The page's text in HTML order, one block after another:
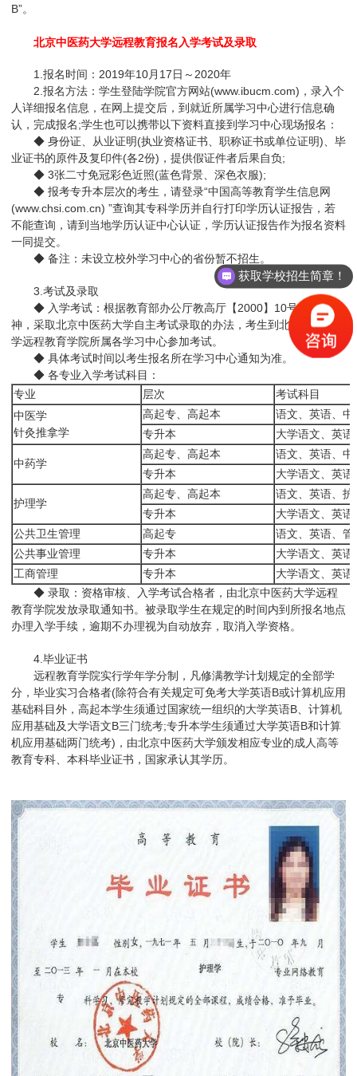
B”。
北京中医药大学远程教育报名入学考试及录取
1.报名时间：2019年10月17日～2020年
2.报名方法：学生登陆学院官方网站(www.ibucm.com)，录入个
人详细报名信息，在网上提交后，到就近所属学习中心进行信息确
认，完成报名;学生也可以携带以下资料直接到学习中心现场报名：
◆ 身份证、从业证明(执业资格证书、职称证书或单位证明)、毕
业证书的原件及复印件(各2份)，提供假证件者后果自负;
◆ 3张二寸免冠彩色近照(蓝色背景、深色衣服);
◆ 报考专升本层次的考生，请登录“中国高等教育学生信息网
(www.chsi.com.cn) ”查询其专科学历并自行打印学历认证报告，若
不能查询，请到当地学历认证中心认证，学历认证报告作为报名资料
一同提交。
◆ 备注：未设立校外学习中心的省份暂不招生。
3.考试及录取
◆ 入学考试：根据教育部办公厅教高厅【2000】10号文件精
神，采取北京中医药大学自主考试录取的办法，考生到北京中医药大
学远程教育学院所属各学习中心参加考试。
◆ 具体考试时间以考生报名所在学习中心通知为准。
◆ 各专业入学考试科目：
专业
层次
考试科目
中医学
针灸推拿学
高起专、高起本
语文、英语、中
专升本
大学语文、英
中药学
高起专、高起本
语文、英语、中
专升本
大学语文、英语
护理学
高起专、高起本
语文、英语、护
专升本
大学语文、英
公共卫生管理
高起专
语文、英语、管
公共事业管理
专升本
大学语文、英
工商管理
专升本
大学语文、英
◆ 录取：资格审核、入学考试合格者，由北京中医药大学远程
教育学院发放录取通知书。被录取学生在规定的时间内到所报名地点
办理入学手续，逾期不办理视为自动放弃，取消入学资格。
4.毕业证书
远程教育学院实行学年学分制，凡修满教学计划规定的全部学
分，毕业实习合格者(除符合有关规定可免考大学英语B或计算机应用
基础科目外，高起本学生须通过国家统一组织的大学英语B、计算机
应用基础及大学语文B三门统考;专升本学生须通过大学英语B和计算
机应用基础两门统考)，由北京中医药大学颁发相应专业的成人高等
教育专科、本科毕业证书，国家承认其学历。
获取学校招生简章！
获取最新报考时间流程！